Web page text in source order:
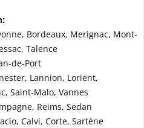
Bordeaux, Merignac, Mont-
Talence
de-Port
Lannion, Lorient,
Saint-Malo, Vannes
Reims, Sedan
Calvi, Corte, Sartène